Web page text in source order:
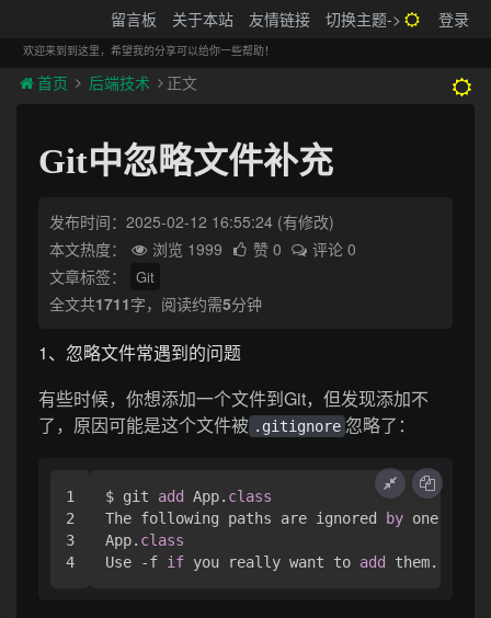
留言板 关于本站 友情链接 切换主题-> 登录
欢迎来到到这里，希望我的分享可以给你一些帮助！
首页 后端技术 正文
Git中忽略文件补充
发布时间：2025-02-12 16:55:24 (有修改)
本文热度：
浏览 1999 赞 0
评论 0
文章标签：
Git
全文共1711字，阅读约需5分钟
1、忽略文件常遇到的问题
有些时候，你想添加一个文件到Git，但发现添加不
了，原因可能是这个文件被 .gitignore 忽略了：
1
2
3
$ git add App. class
The following paths are ignored by one of
App. class
Use -f if you really want to add them.